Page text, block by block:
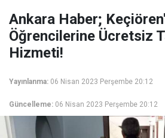
Ankara Haber;
Öğrencilerine Ücretsiz
Hizmeti!
Yayınlanma: 06 Nisan 2023 Perşembe 20:12
Güncelleme: 06 Nisan 2023 Perşembe 20:12